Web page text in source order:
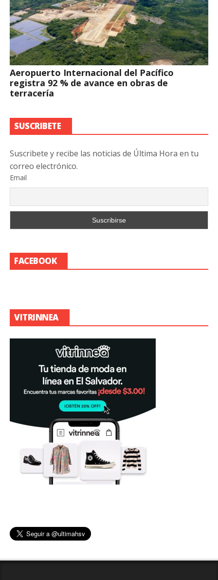
Aeropuerto Internacional del Pacífico
registra 92 % de avance en obras de
terracería
SUSCRIBETE
Suscribete y recibe las noticias de Última Hora en tu
correo electrónico.
Email
FACEBOOK
VITRINNEA